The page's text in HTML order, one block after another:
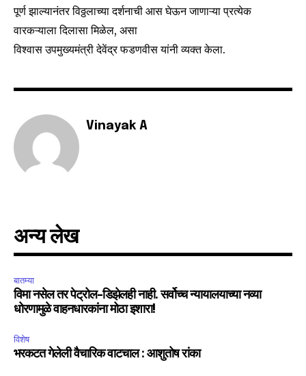
or click the subscribe button below. Don't worry, we respect
your privacy and won't spam your inbox. Your information is
safe with us.
SUBSCRIBE
I've read and accept the
6,300
Fans
पूर्ण झाल्यानंतर विठ्ठलाच्या दर्शनाची आस घेऊन जाणाऱ्या प्रत्येक
वारकऱ्याला दिलासा मिळेल, असा
विश्वास उपमुख्यमंत्री देवेंद्र फडणवीस यांनी व्यक्त केला.
Vinayak A
अन्य लेख
बातम्या
विमा नसेल तर पेट्रोल-डिझेलही नाही. सर्वोच्च न्यायालयाच्या नव्या
धोरणामुळे वाहनधारकांना मोठा इशारा!
विशेष
भरकटत गेलेली वैचारिक वाटचाल : आशुतोष रांका